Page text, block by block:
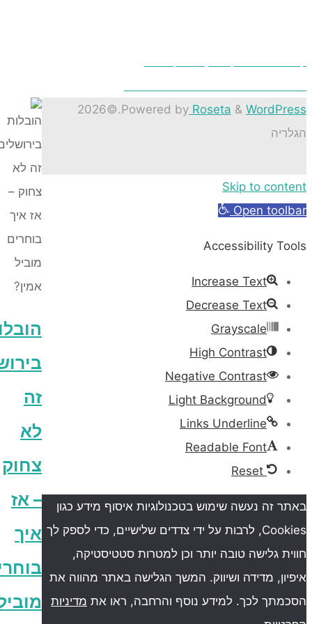
הובלות
בירושלים
צחוק
– אז
איך
בוחרים
מוביל
Powered byRoseta&
.
©2026
Skip to
Open
Accessibility
Increase Text
Decrease Text
Grayscale
High Contrast
Negative Contrast
Light Background
Links Underline
Readable Font
Reset
נעשה שימוש בטכנולוגיות איסוף מידע כגון
Cookies, לרבות על ידי צדדים שלישיים, כדי לספק לך
גלישה טובה יותר וכן למטרות סטטיסטיקה,
מדידה ושיווק. המשך הגלישה באתר מהווה את
לכך. למידע נוסף והרחבה, ראו אתמדיניות